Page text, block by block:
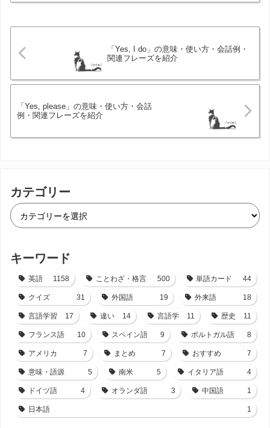
「Yes, I do」の意味・使い方・会話例・
関連フレーズを紹介
「Yes, please」の意味・使い方・会話
例・関連フレーズを紹介
カテゴリー
キーワード
英語 1158 ことわざ・格言 500 単語カード 44
クイズ 31 外国語 19 外来語 18
言語学習 17 違い 14 言語学 11 歴史 11
フランス語 10 スペイン語 9 ポルトガル語 8
アメリカ 7 まとめ 7 おすすめ 7
意味・語源 5 南米 5 イタリア語 4
ドイツ語 4 オランダ語 3 中国語 1
日本語 1